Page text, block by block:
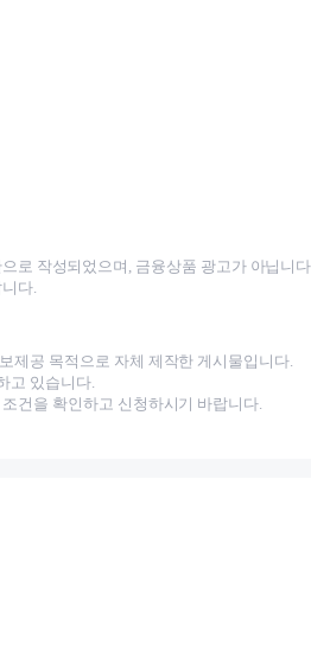
로 작성되었으며, 금융상품 광고가 아닙니
다.
제공 목적으로 자체 제작한 게시물입니다.
고 있습니다.
건을 확인하고 신청하시기 바랍니다.